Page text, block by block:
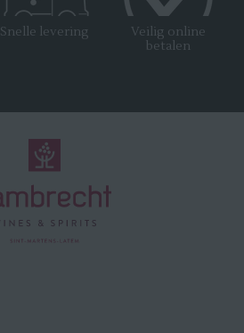
Snelle levering
Veilig online
betalen